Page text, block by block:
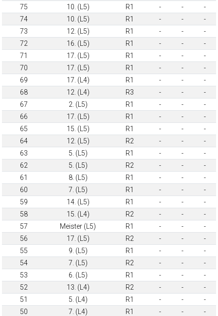
75
10. (L5) R1 - -
-
74
10. (L5) R1 - -
-
73
12. (L5) R1 - -
-
72
16. (L5) R1 - -
-
71
17. (L5) R1 - -
-
70
17. (L5) R1 - -
-
69
17. (L4) R1 - -
-
68
12. (L4) R3 - -
-
67
2. (L5) R1 - -
-
66
17. (L5) R1 - -
-
65
15. (L5) R1 - -
-
64
12. (L5) R2 - -
-
63
5. (L5) R1 - -
-
62
5. (L5) R2 - -
-
61
8. (L5) R1 - -
-
60
7. (L5) R1 - -
-
59
14. (L5) R1 - -
-
58
15. (L4) R2 - -
-
57
Meister (L5) R1 - -
-
56
17. (L5) R2 - -
-
55
9. (L5) R1 - -
-
54
7. (L5) R2 - -
-
53
6. (L5) R1 - -
-
52
13. (L4) R2 - -
-
51
5. (L4) R1 - -
-
50
7. (L4) R1 - -
-